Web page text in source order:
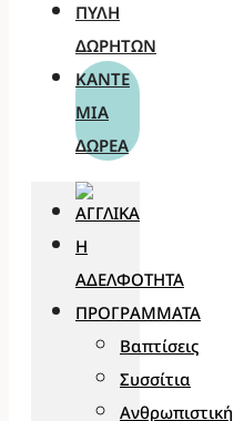
ΠΎΛΗ
ΔΩΡΗΤΏΝ
ΚΆΝΤΕ
ΜΊΑ
ΔΩΡΕΆ
Η
ΑΔΕΛΦΌΤΗΤΑ
ΠΡΟΓΡΆΜΜΑΤΑ
Βαπτίσεις
Συσσίτια
Ανθρωπιστική